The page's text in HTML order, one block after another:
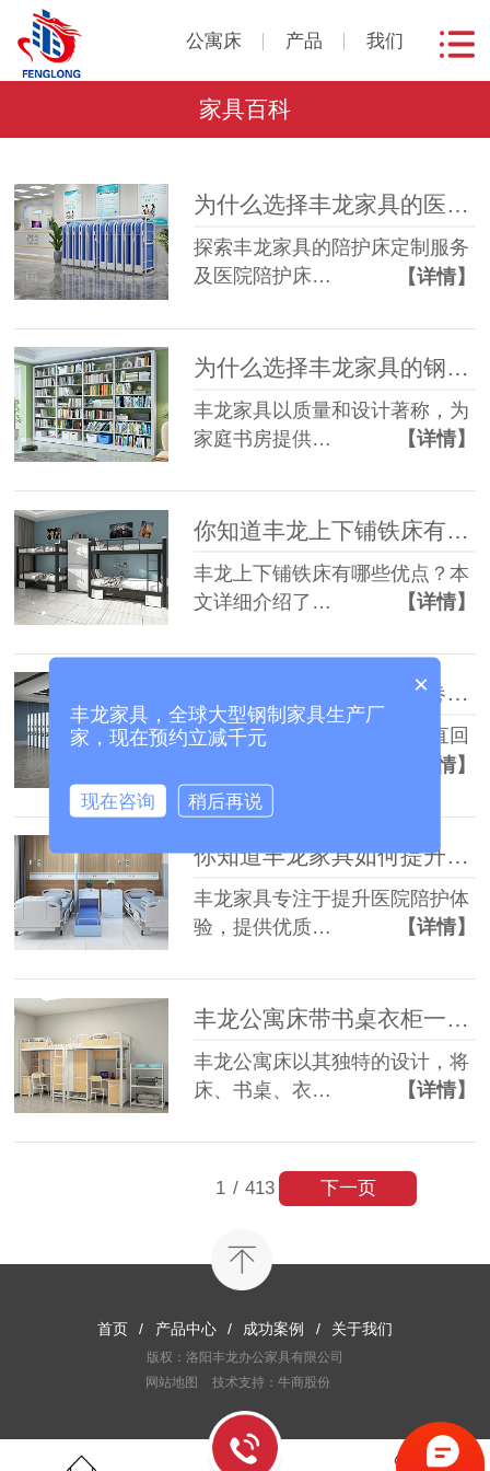
公寓床 产品 我们
家具百科
为什么选择丰龙家具的医院陪护床？
探索丰龙家具的陪护床定制服务
及医院陪护床…
【详情】
为什么选择丰龙家具的钢制书架？
丰龙家具以质量和设计著称，为
家庭书房提供…
【详情】
你知道丰龙上下铺铁床有哪些优势吗？
丰龙上下铺铁床有哪些优点？本
文详细介绍了…
【详情】
为什么选择丰龙智能案卷柜和垂直回转柜？
丰龙提供的智能案卷柜和垂直回
【详情】
你知道丰龙家具如何提升陪护体验吗？
丰龙家具专注于提升医院陪护体
验，提供优质…
【详情】
丰龙公寓床带书桌衣柜一体，为何备受青睐？
丰龙公寓床以其独特的设计，将
床、书桌、衣…
【详情】
1 / 413 下一页
首页 / 产品中心 / 成功案例 / 关于我们
版权：洛阳丰龙办公家具有限公司
网站地图
技术支持：牛商股份
×
丰龙家具，全球大型钢制家具生产厂
家，现在预约立减千元
现在咨询 稍后再说